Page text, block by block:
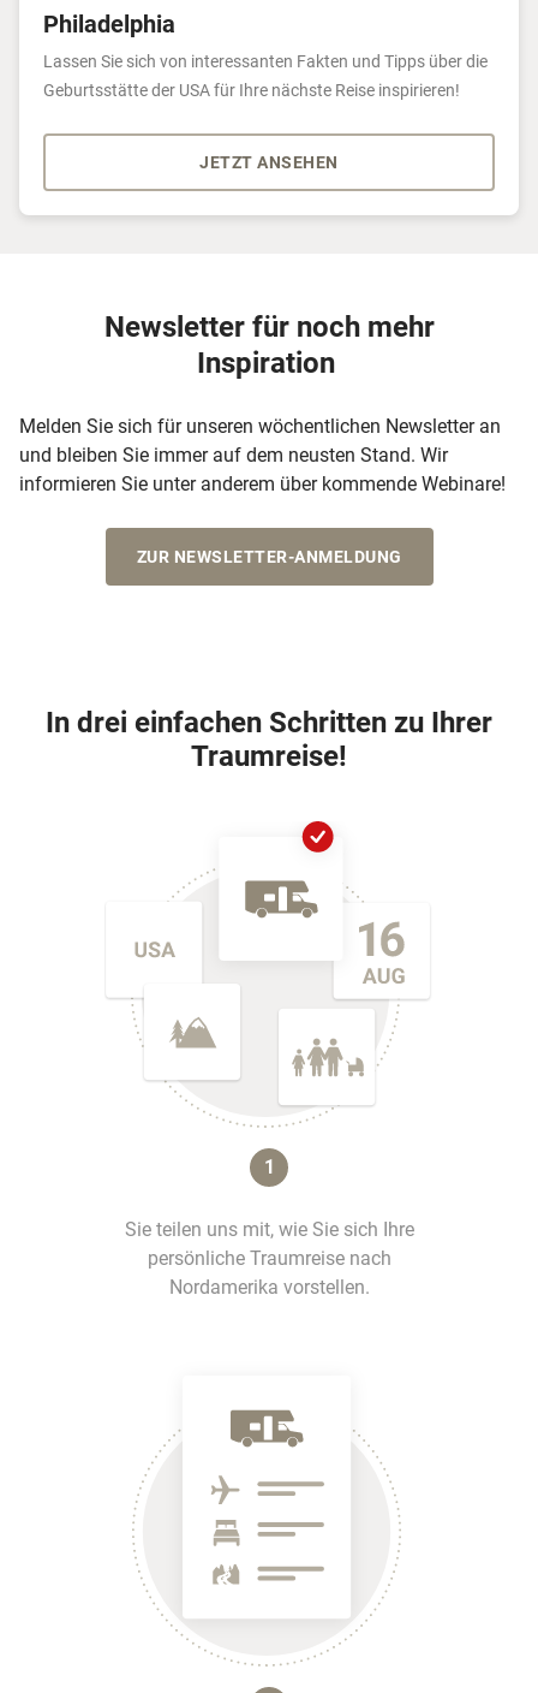
Philadelphia
Lassen Sie sich von interessanten Fakten und Tipps über die
Geburtsstätte der USA für Ihre nächste Reise inspirieren!
JETZT ANSEHEN
Newsletter für noch mehr
Inspiration
Melden Sie sich für unseren wöchentlichen Newsletter an
und bleiben Sie immer auf dem neusten Stand. Wir
informieren Sie unter anderem über kommende Webinare!
ZUR NEWSLETTER-ANMELDUNG
In drei einfachen Schritten zu Ihrer
Traumreise!
1
Sie teilen uns mit, wie Sie sich Ihre
persönliche Traumreise nach
Nordamerika vorstellen.